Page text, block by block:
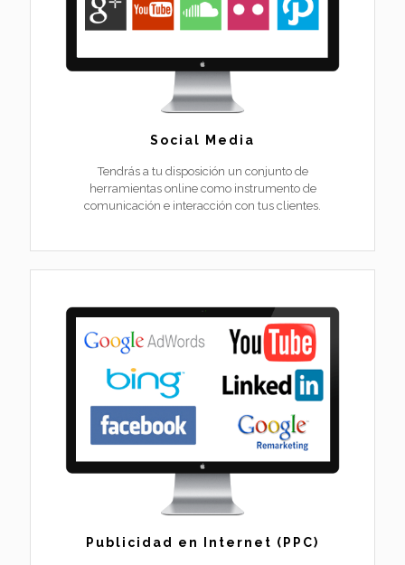
Social Media
Tendrás a tu disposición un conjunto de
herramientas online como instrumento de
comunicación e interacción con tus clientes.
Publicidad en Internet (PPC)